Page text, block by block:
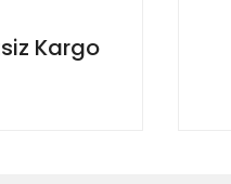
bulunuyor.
daha pahalı.
Kargo